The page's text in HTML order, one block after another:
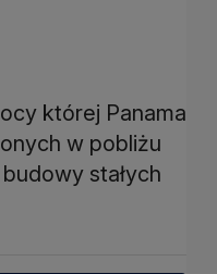
której Panama
w pobliżu
stałych